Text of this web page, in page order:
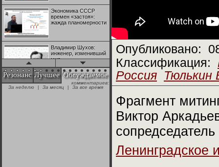
Экономика СССР
времен «застоя»:
жажда планомерности
Владимир Шухов:
инженер, изменивший
мир
"Аркадий Коц" на
эгалите-фесте "Не
Резонанс Лучшее Обсуждаемое
комментариев:
За неделю
| За месяц | За все время
Опубликовано:
Классификация:
Россия Тюлькин
Фрагмент
Виктор
Ленинградское